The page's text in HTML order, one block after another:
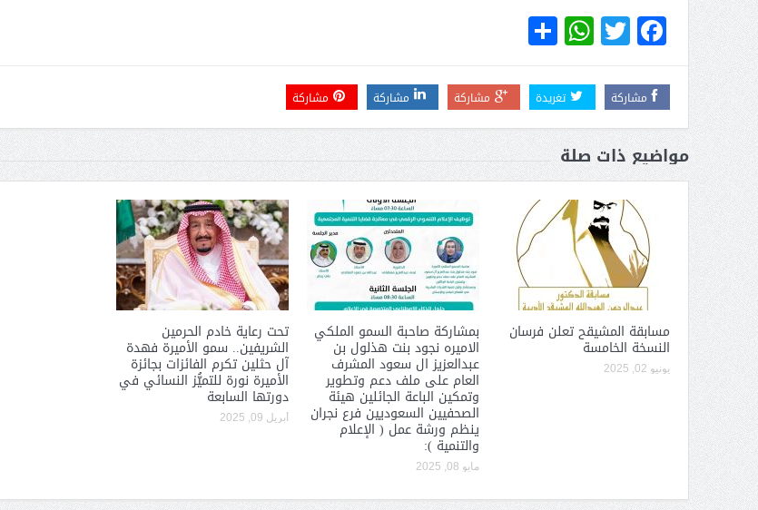
Facebook
Twitter
WhatsApp
مشاركة تغريدة مشاركة مشاركة مشاركة
مواضيع ذات صلة
مسابقة المشيقح تعلن فرسان
النسخة الخامسة
يونيو 02, 2025
بمشاركة صاحبة السمو الملكي
الاميره نجود بنت هذلول بن
عبدالعزيز ال سعود المشرف
العام على ملف دعم وتطوير
وتمكين الباعة الجائلين هيئة
الصحفيين السعوديين فرع نجران
ينظم ورشة عمل ( الإعلام
والتنمية ):
مايو 08, 2025
تحت رعاية خادم الحرمين
الشريفين.. سمو الأميرة فهدة
آل حثلين تكرم الفائزات بجائزة
الأميرة نورة للتميُّز النسائي في
دورتها السابعة
أبريل 09, 2025
الأميرة
أمل البنيان .. طبيبة فوق العادة .:
( محمد عوضه البريدي) .. رجل أعمال
بمواصفات إنسانية نادرة